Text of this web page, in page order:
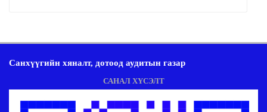
Санхүүгийн хяналт, дотоод аудитын газар
САНАЛ ХҮСЭЛТ